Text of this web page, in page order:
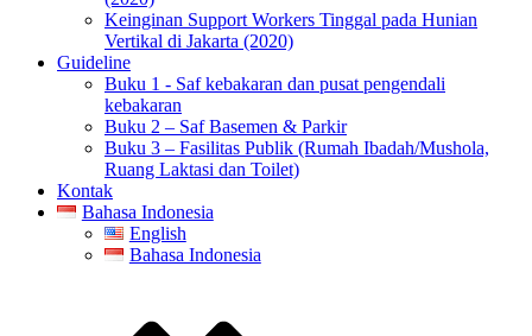
Keinginan Support Workers Tinggal pada Hunian
Vertikal di Jakarta (2020)
Guideline
Buku 1 - Saf kebakaran dan pusat pengendali
kebakaran
Buku 2 – Saf Basemen & Parkir
Buku 3 – Fasilitas Publik (Rumah Ibadah/Mushola,
Ruang Laktasi dan Toilet)
Kontak
Bahasa Indonesia
English
Bahasa Indonesia